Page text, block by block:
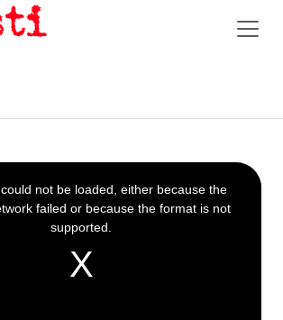
not be loaded, either because the
failed or because the format is not
supported.